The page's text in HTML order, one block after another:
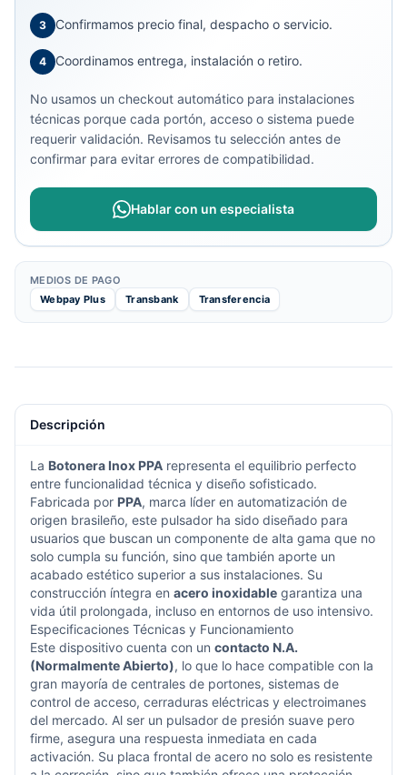
3 Confirmamos precio final, despacho o servicio.
4 Coordinamos entrega, instalación o retiro.
No usamos un checkout automático para instalaciones
técnicas porque cada portón, acceso o sistema puede
requerir validación. Revisamos tu selección antes de
confirmar para evitar errores de compatibilidad.
Hablar con un especialista
MEDIOS DE PAGO
Webpay Plus
Transbank Transferencia
Descripción
La Botonera Inox PPA representa el equilibrio perfecto
entre funcionalidad técnica y diseño sofisticado.
Fabricada por PPA, marca líder en automatización de
origen brasileño, este pulsador ha sido diseñado para
usuarios que buscan un componente de alta gama que no
solo cumpla su función, sino que también aporte un
acabado estético superior a sus instalaciones. Su
construcción íntegra en acero inoxidable garantiza una
vida útil prolongada, incluso en entornos de uso intensivo.
Especificaciones Técnicas y Funcionamiento
Este dispositivo cuenta con un contacto N.A.
(Normalmente Abierto), lo que lo hace compatible con la
gran mayoría de centrales de portones, sistemas de
control de acceso, cerraduras eléctricas y electroimanes
del mercado. Al ser un pulsador de presión suave pero
firme, asegura una respuesta inmediata en cada
activación. Su placa frontal de acero no solo es resistente